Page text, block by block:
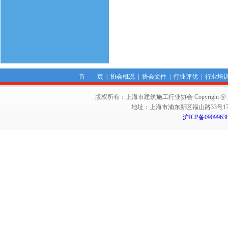
首 页| 协会概况| 协会文件| 行业评优| 行业培
版权所有：上海市建筑施工行业协会 Copyright @
地址：上海市浦东新区福山路33号
沪ICP备